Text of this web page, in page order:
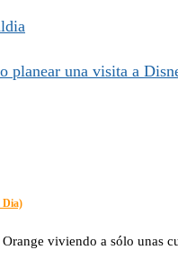
planear una visita a
Dia)
viviendo a sólo unas